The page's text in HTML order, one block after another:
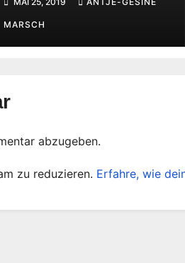
MARSCH
abzugeben.
zu reduzieren. Erfahre, wie